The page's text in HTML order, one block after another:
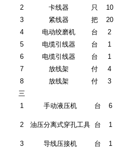
2
卡线器 只
10
3
紧线器 把 20
4
电动绞磨机 台 2
5
电缆引线器 台 1
6
电缆引线器 台 1
7
放线架 付 4
8
放线架 付 3
三
1
手动液压机 台 6
2 油压分离式穿孔工具 台 1
3 导线压接机 台 1